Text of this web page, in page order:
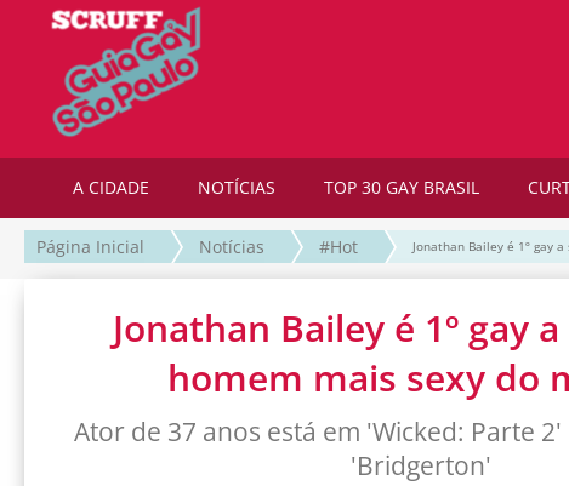
A CIDADE NOTÍCIAS TOP 30 GAY BRASIL
Página Inicial Notícias #Hot Jonathan Bailey é 1º gay
Jonathan Bailey é 1º gay
homem mais sexy do
Ator de 37 anos está em 'Wicked: Parte 2'
'Bridgerton'